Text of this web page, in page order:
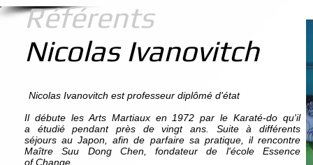
Référents
Nicolas Ivanovitch
Nicolas Ivanovitch est professeur diplômé d'état
Il débute les Arts Martiaux en 1972 par le Karaté-do qu'il
a étudié pendant près de vingt ans. Suite à différents
séjours au Japon, afin de parfaire sa pratique, il rencontre
Maître Suu Dong Chen, fondateur de l'école Essence
of Change,